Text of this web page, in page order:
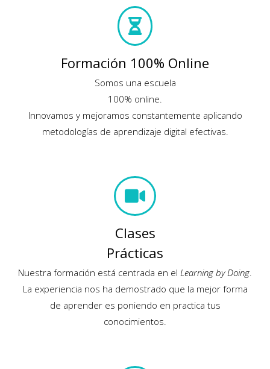
Formación 100% Online
Somos una escuela
100% online.
Innovamos y mejoramos constantemente aplicando
metodologías de aprendizaje digital efectivas.
Clases
Prácticas
Nuestra formación está centrada en el Learning by Doing.
La experiencia nos ha demostrado que la mejor forma
de aprender es poniendo en practica tus
conocimientos.